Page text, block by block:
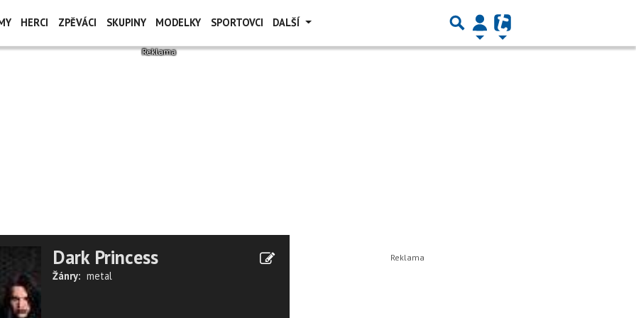
HERCI ZPĚVÁCI SKUPINY MODELKY SPORTOVCI DALŠÍ
Dark Princess
Žánry: metal